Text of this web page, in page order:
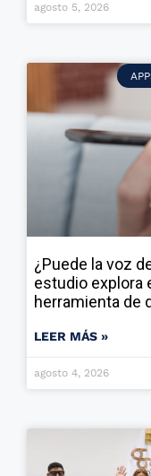
agosto 5, 2026
¿Puede la voz
estudio explora
herramienta de
LEER MÁS »
agosto 4, 2026